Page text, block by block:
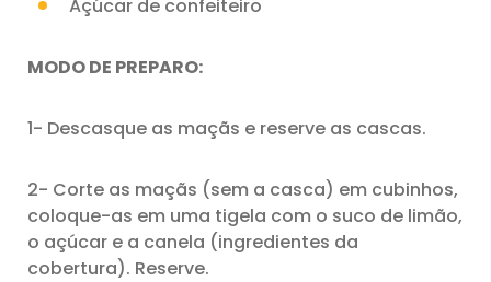
Açúcar de confeiteiro
MODO DE PREPARO:
1- Descasque as maçãs e reserve as cascas.
2- Corte as maçãs (sem a casca) em cubinhos,
coloque-as em uma tigela com o suco de limão,
o açúcar e a canela (ingredientes da
cobertura). Reserve.